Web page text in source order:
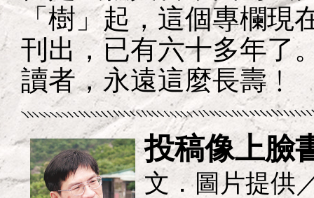
「樹」起，這個專欄現
刊出，已有六十多年了
讀者，永遠這麼長壽﹗
投稿像上臉
文．圖片提供